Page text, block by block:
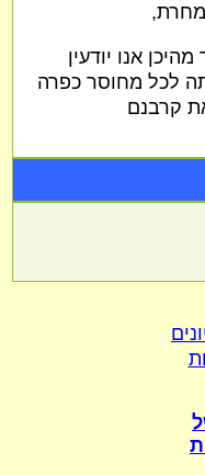
אנו יודעין
לכל מחוסר כפרה
קרבנם